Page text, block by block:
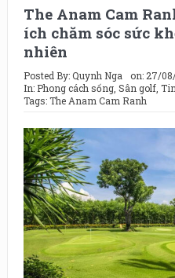
The Anam Cam
ích chăm sóc sức
nhiên
Posted By:Quynh Nga on: 27/
In: Phong cách sống, Sân golf,
Tags:The Anam Cam Ranh